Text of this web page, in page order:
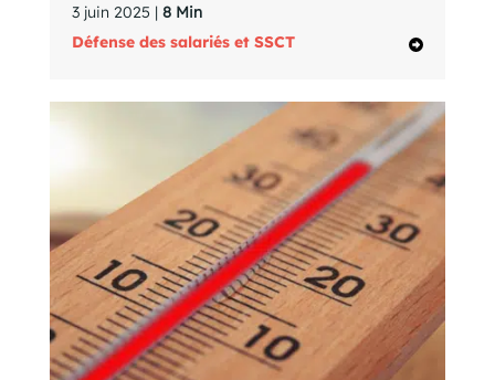
3 juin 2025 | 8 Min
Défense des salariés et SSCT